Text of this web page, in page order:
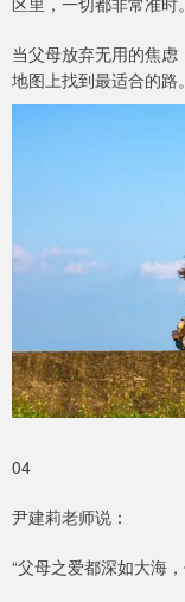
当父母放弃无用的焦
地图上找到最适合的路。
04
尹建莉老师说：
“父母之爱都深如大海，